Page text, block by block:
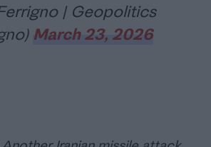
| Geopolitics
March 23, 2026